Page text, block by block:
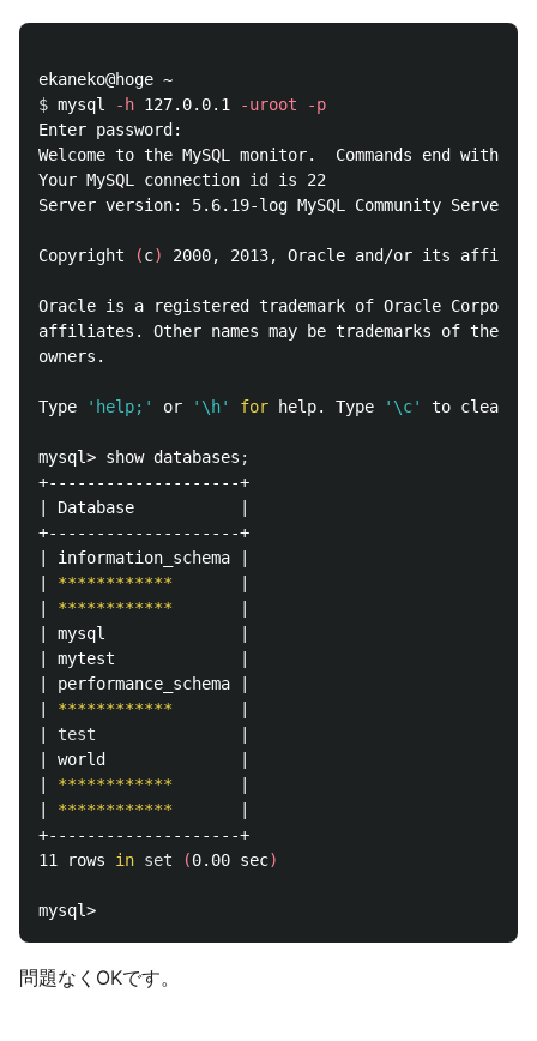
$ mysql -h 127.0.0.1 -uroot
-p
Enter password:
Welcome to the MySQL monitor.  Commands end with
Your MySQL connection id is 22
Server version: 5.6.19-log MySQL Community Server
Copyright (c) 2000, 2013, Oracle and/or its
Oracle is a registered trademark of Oracle
affiliates. Other names may be trademarks of their
owners.
Type 'help;' or '\h' for help. Type '\c' to clear
mysql> show databases ;
+--------------------+
| Database           |
+--------------------+
| information_schema |
************
************
| mysql              |
| mytest             |
| performance_schema |
************
test
| world              |
************
************
+--------------------+
11 rows in set (0.00 sec)
問題なくOKです。